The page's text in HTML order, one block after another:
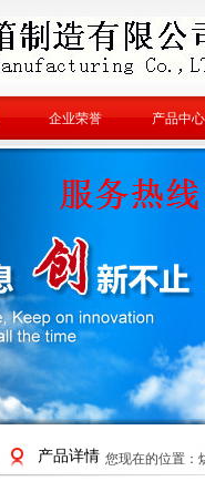
企业荣誉 产品中心
产品详情 您现在的位置：